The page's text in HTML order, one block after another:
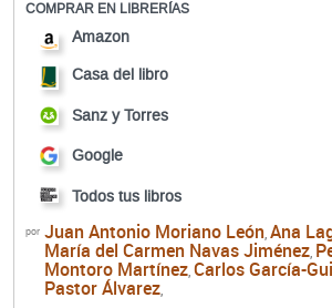
COMPRAR EN LIBRERÍAS
Amazon
Casa del libro
Sanz y Torres
Google
Todos tus libros
por Juan Antonio Moriano León, Ana
María del Carmen Navas Jiménez,
Montoro Martínez, Carlos García-
Pastor Álvarez,